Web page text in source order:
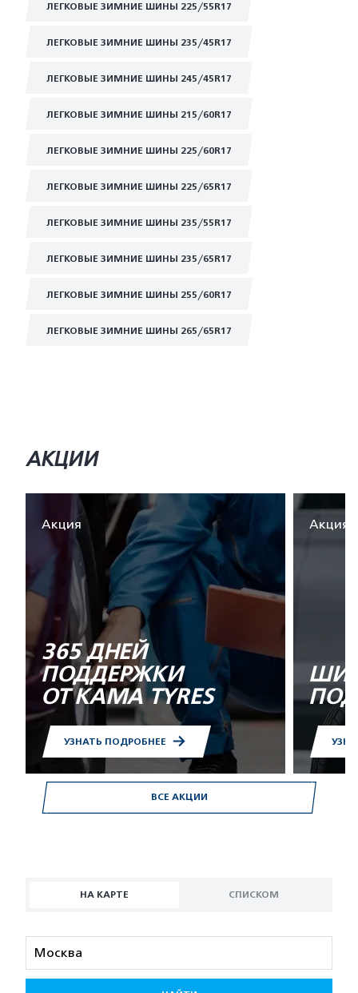
ЛЕГКОВЫЕ ЗИМНИЕ ШИНЫ 225/55R17
ЛЕГКОВЫЕ ЗИМНИЕ ШИНЫ 235/45R17
ЛЕГКОВЫЕ ЗИМНИЕ ШИНЫ 245/45R17
ЛЕГКОВЫЕ ЗИМНИЕ ШИНЫ 215/60R17
ЛЕГКОВЫЕ ЗИМНИЕ ШИНЫ 225/60R17
ЛЕГКОВЫЕ ЗИМНИЕ ШИНЫ 225/65R17
ЛЕГКОВЫЕ ЗИМНИЕ ШИНЫ 235/55R17
ЛЕГКОВЫЕ ЗИМНИЕ ШИНЫ 235/65R17
ЛЕГКОВЫЕ ЗИМНИЕ ШИНЫ 255/60R17
ЛЕГКОВЫЕ ЗИМНИЕ ШИНЫ 265/65R17
ВСЕ АКЦИИ
АКЦИИ
Акция
365 ДНЕЙ
ПОДДЕРЖКИ
ОТ KAMA TYRES
УЗНАТЬ ПОДРОБНЕЕ
Акция
НА КАРТЕ СПИСКОМ